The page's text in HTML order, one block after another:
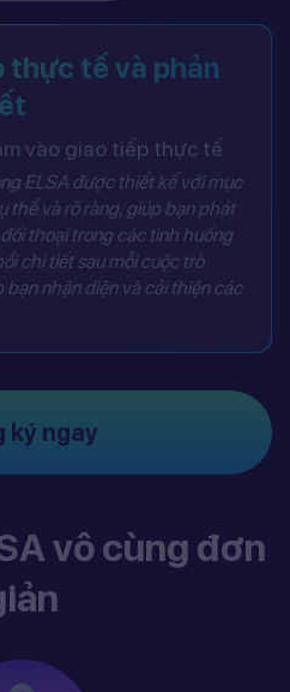
thực tế và phản
vào giao tiếp thực tế
ELSA được thiết kế với mục
thể và rõ ràng, giúp bạn phát
thoại trong các tình huống
chi tiết sau mỗi cuộc trò
bạn nhận diện và cải thiện các
ký ngay
vô cùng đơn